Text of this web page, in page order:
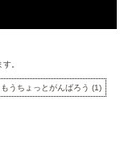
。
もうちょっとがんばろう(1)